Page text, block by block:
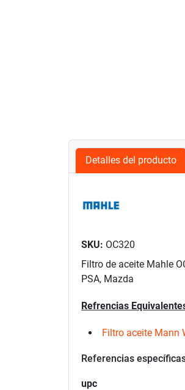
Detalles del producto
SKU: OC320
Filtro de aceite Mahle
PSA, Mazda
Refrencias
Filtro aceite Mann
Referencias
upc